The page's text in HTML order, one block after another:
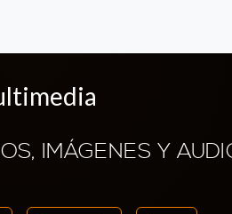
IMÁGENES Y